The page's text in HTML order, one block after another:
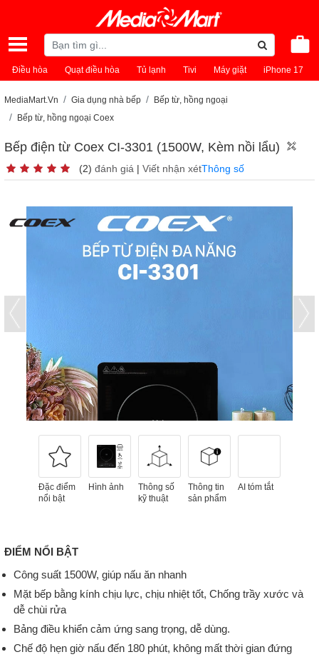
Điều hòa Quạt điều hòa Tủ lạnh Tivi Máy giặt iPhone 17
MediaMart.Vn Gia dụng nhà bếp
Bếp từ, hồng ngoại
Bếp từ, hồng ngoại Coex
Bếp điện từ Coex CI-3301 (1500W, Kèm nồi lẩu)
(2) đánh giá | Viết nhận xétThông số
Đặc điểm
nổi bật
Hình ảnh
Thông số
kỹ thuật
Thông tin
sản phẩm
AI tóm tắt
ĐIỂM NỔI BẬT
Công suất 1500W, giúp nấu ăn nhanh
Mặt bếp bằng kính chịu lực, chịu nhiệt tốt, Chống trầy xước và
dễ chùi rửa
Bảng điều khiển cảm ứng sang trọng, dễ dùng.
Chế độ hẹn giờ nấu đến 180 phút, không mất thời gian đứng